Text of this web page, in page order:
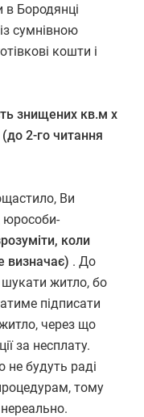
в Бородянці
сумнівною
кошти і
знищених кв.м х
2-го читання
Ви
юрособи-
коли
визначає) . До
житло, бо
підписати
через що
за несплату.
не будуть раді
тому